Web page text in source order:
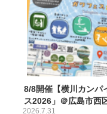
8/8開催【横川カンパ
ス2026」＠広島市西
2026.7.31